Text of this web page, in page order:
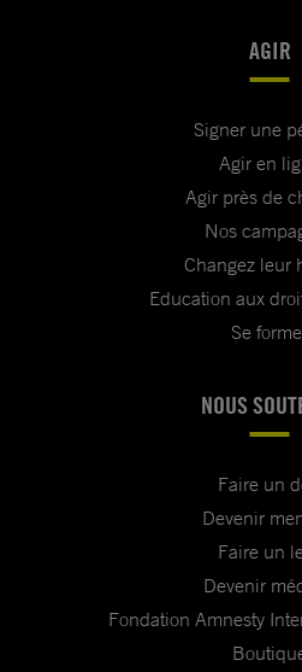
AGIR
Signer une
Agir en
Agir près de
Nos
Changez leur
Education aux
Se
NOUS
Faire un
Devenir
Faire un
Devenir
Fondation Amnesty